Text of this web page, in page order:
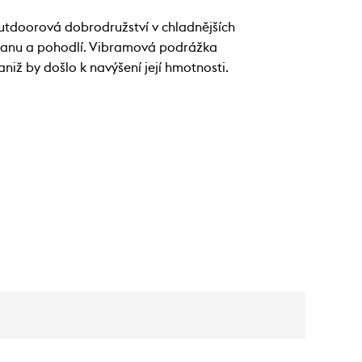
dobrodružství v chladnějších
a pohodlí. Vibramová podrážka
by došlo k navýšení její hmotnosti.